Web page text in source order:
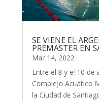
SE VIENE EL
PREMASTER EN
Mar 14, 2022
Entre el 8 y el 10 de
Complejo Acuático
la Ciudad de